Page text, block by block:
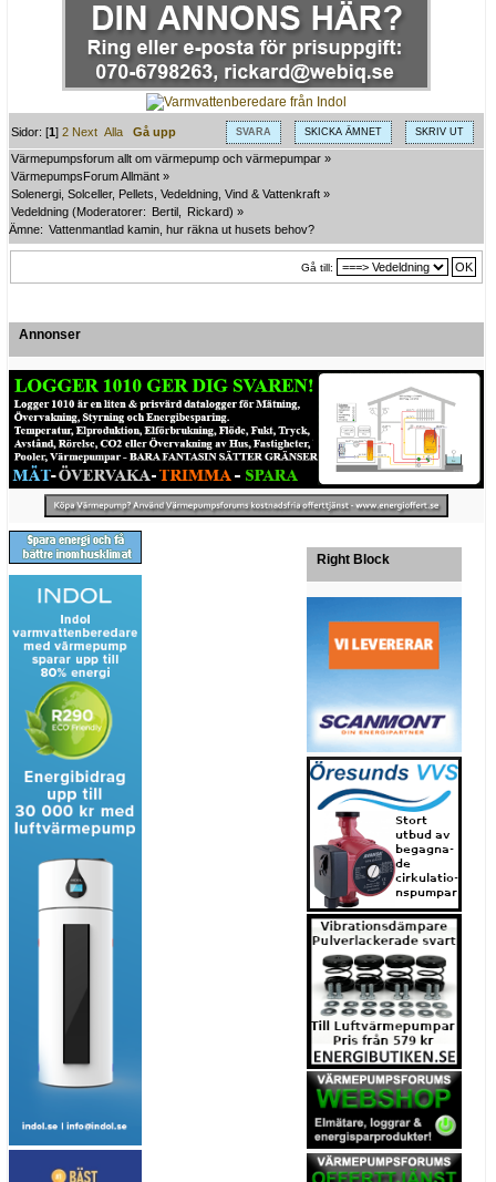
SVARA SKICKA ÄMNET SKRIV UT
Sidor: [1]2 Next Alla
Gå upp
Värmepumpsforum allt om värmepump och värmepumpar »
VärmepumpsForum Allmänt »
Solenergi, Solceller, Pellets, Vedeldning, Vind & Vattenkraft »
Vedeldning (Moderatorer: Bertil Rickard) »
Ämne: Vattenmantlad kamin, hur räkna ut husets behov?
Gå till:
Annonser
Right Block